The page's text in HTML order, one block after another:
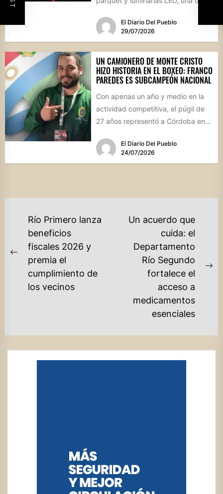
El Diario Del Pueblo
29/07/2026
UN CAMIONERO DE MONTE CRISTO
HIZO HISTORIA EN EL BOXEO: FRANCO
PAREDES ES SUBCAMPEÓN NACIONAL
Con apenas un año y medio en la
actividad competitiva, el púgil de
27 años representó a Córdoba en
El Diario Del Pueblo
24/07/2026
NAVEGACIÓN
ENTRADAS
Previous
post:
Río Primero lanza
beneficios
fiscales 2026 y
premia el
cumplimiento de
los vecinos
Un acuerdo que
cuida: el
Departamento
Río Segundo
fortalece el
acceso a
medicamentos
esenciales